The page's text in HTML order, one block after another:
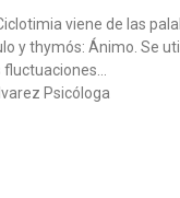
y thymós: Ánimo. Se
Psicóloga